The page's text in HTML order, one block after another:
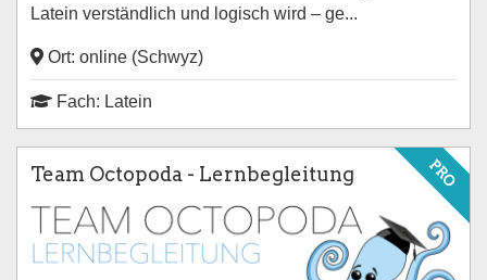
Latein verständlich und logisch wird – ge...
Ort: online (Schwyz)
Fach: Latein
PRO
Team Octopoda - Lernbegleitung